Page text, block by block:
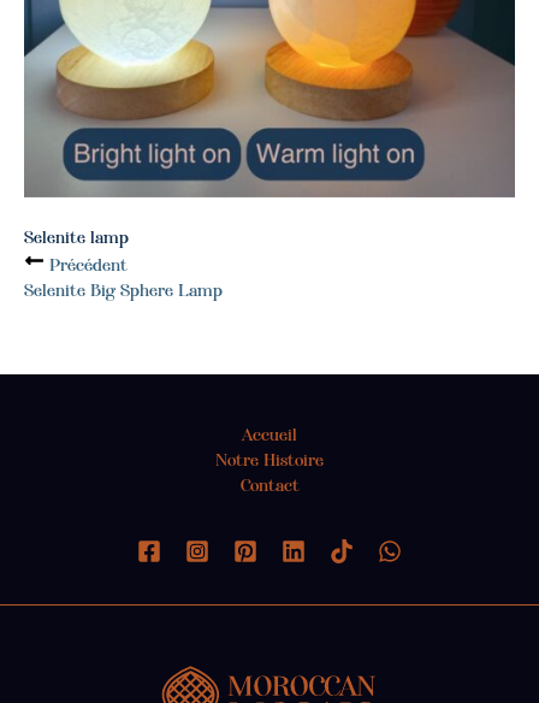
Selenite lamp
Précédent
Selenite Big Sphere Lamp
Accueil
Notre Histoire
Contact